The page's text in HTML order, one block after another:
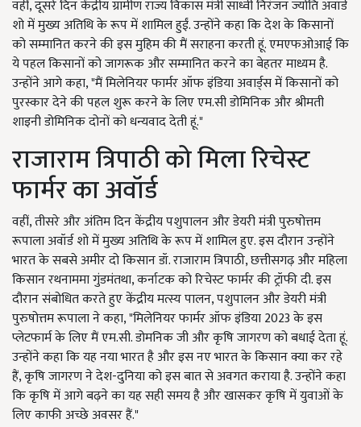
वहीं, दूसरे दिन केंद्रीय ग्रामीण राज्य विकास मंत्री साध्वी निरंजन ज्योति अवॉर्ड
शो में मुख्य अतिथि के रूप में शामिल हुईं. उन्होंने कहा कि देश के किसानों
को सम्मानित करने की इस मुहिम की मैं सराहना करती हूं. एमएफओआई कि
ये पहल किसानों को जागरूक और सम्मानित करने का बेहतर माध्यम है.
उन्होंने आगे कहा, "मैं मिलेनियर फार्मर ऑफ इंडिया अवार्ड्स में किसानों को
पुरस्कार देने की पहल शुरू करने के लिए एम.सी डोमिनिक और श्रीमती
शाइनी डोमिनिक दोनों को धन्यवाद देती हूं."
राजाराम त्रिपाठी को मिला रिचेस्ट
फार्मर का अवॉर्ड
वहीं, तीसरे और अंतिम दिन केंद्रीय पशुपालन और डेयरी मंत्री पुरुषोत्तम
रूपाला अवॉर्ड शो में मुख्य अतिथि के रूप में शामिल हुए. इस दौरान उन्होंने
भारत के सबसे अमीर दो किसान डॉ. राजाराम त्रिपाठी, छत्तीसगढ़ और महिला
किसान रथनाममा गुंडमंतथा, कर्नाटक को रिचेस्ट फार्मर की ट्रॉफी दी. इस
दौरान संबोधित करते हुए केंद्रीय मत्स्य पालन, पशुपालन और डेयरी मंत्री
पुरुषोत्तम रूपाला ने कहा, "मिलेनियर फार्मर ऑफ इंडिया 2023 के इस
प्लेटफार्म के लिए मैं एम.सी. डोमनिक जी और कृषि जागरण को बधाई देता हूं.
उन्होंने कहा कि यह नया भारत है और इस नए भारत के किसान क्या कर रहे
हैं, कृषि जागरण ने देश-दुनिया को इस बात से अवगत कराया है. उन्होंने कहा
कि कृषि में आगे बढ़ने का यह सही समय है और खासकर कृषि में युवाओं के
लिए काफी अच्छे अवसर हैं."